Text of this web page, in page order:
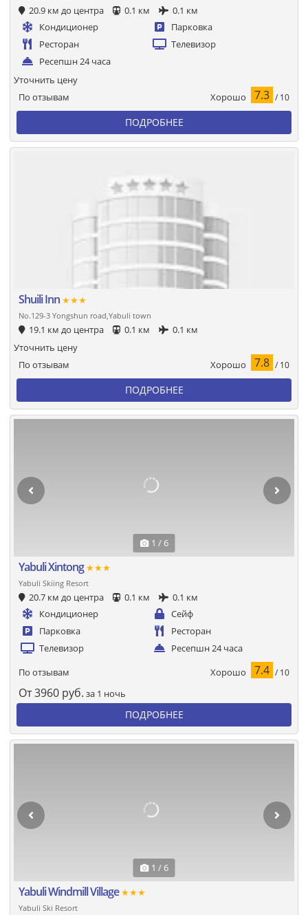
20.9 км до центра 0.1 км
0.1 км
Кондиционер
Парковка
Ресторан
Телевизор
Ресепшн 24 часа
По отзывам Хорошо 7.3 / 10
Уточнить цену
ПОДРОБНЕЕ
Shuili Inn ★★★
No.129-3 Yongshun road,Yabuli town
19.1 км до центра 0.1 км 0.1 км
По отзывам Хорошо 7.8 / 10
Уточнить цену
ПОДРОБНЕЕ
1 / 6
Yabuli Xintong★★★
Yabuli Skiing Resort
20.7 км до центра 0.1 км
0.1 км
Кондиционер
Сейф
Парковка
Ресторан
Телевизор
Ресепшн 24 часа
По отзывам Хорошо 7.4 / 10
От3960 руб. за 1 ночь
ПОДРОБНЕЕ
1 / 6
Yabuli Windmill Village★★★
Yabuli Ski Resort